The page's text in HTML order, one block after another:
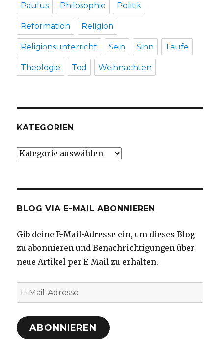
Paulus Philosophie Politik
Reformation Religion
Religionsunterricht Sein Sinn Taufe
Theologie Tod Weihnachten
KATEGORIEN
Kategorien
BLOG VIA E-MAIL ABONNIEREN
Gib deine E-Mail-Adresse ein, um dieses Blog
zu abonnieren und Benachrichtigungen über
neue Artikel per E-Mail zu erhalten.
E-
Mail-
Adresse
ABONNIEREN